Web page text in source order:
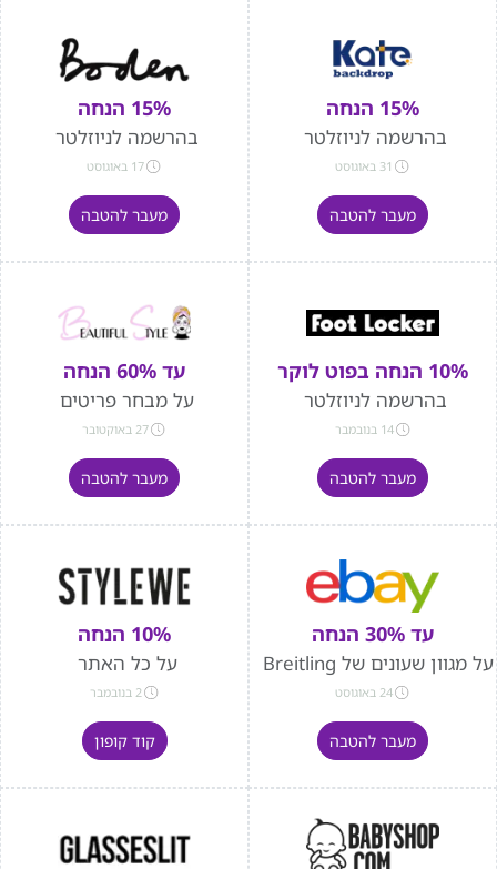
15% הנחה
בהרשמה לניוזלטר
31 באוגוסט
מעבר להטבה
15% הנחה
בהרשמה לניוזלטר
17 באוגוסט
מעבר להטבה
10% הנחה בפוט לוקר
בהרשמה לניוזלטר
14 בנובמבר
מעבר להטבה
עד 60% הנחה
על מבחר פריטים
27 באוקטובר
מעבר להטבה
עד 30% הנחה
על מגוון שעונים של Breitling
24 באוגוסט
מעבר להטבה
10% הנחה
על כל האתר
2 בנובמבר
קוד קופון